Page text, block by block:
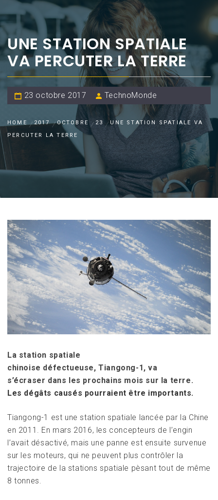
UNE STATION SPATIALE
VA PERCUTER LA TERRE
23 octobre 2017 TechnoMonde
HOME 2017 OCTOBRE 23
UNE STATION SPATIALE VA
PERCUTER LA TERRE
La station spatiale
chinoise défectueuse, Tiangong-1, va
s’écraser dans les prochains mois sur la terre.
Les dégâts causés pourraient être importants.
Tiangong-1 est une station spatiale lancée par la Chine
en 2011. En mars 2016, les concepteurs de l’engin
l’avait désactivé, mais une panne est ensuite survenue
sur les moteurs, qui ne peuvent plus contrôler la
trajectoire de la stations spatiale pèsant tout de même
8 tonnes.